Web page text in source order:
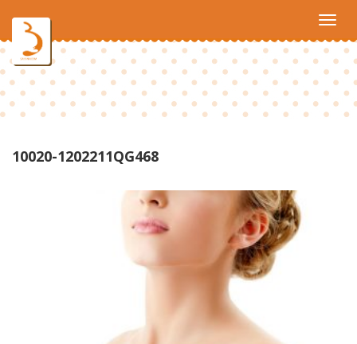
10020-1202211QG468